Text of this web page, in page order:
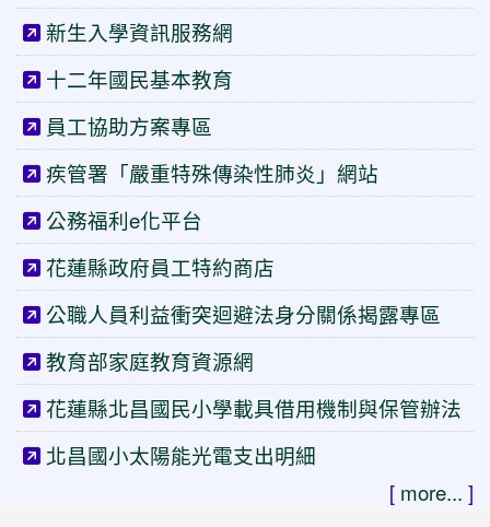
新生入學資訊服務網
十二年國民基本教育
員工協助方案專區
疾管署「嚴重特殊傳染性肺炎」網站
公務福利e化平台
花蓮縣政府員工特約商店
公職人員利益衝突迴避法身分關係揭露專區
教育部家庭教育資源網
花蓮縣北昌國民小學載具借用機制與保管辦法
北昌國小太陽能光電支出明細
[ more... ]